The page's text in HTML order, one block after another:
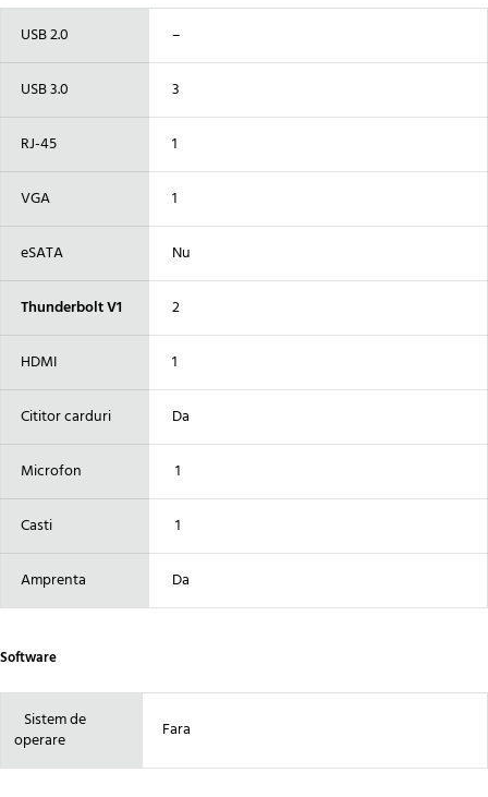
USB 2.0 –
USB 3.0 3
RJ-45 1
VGA 1
eSATA Nu
Thunderbolt V1 2
HDMI 1
Cititor carduri Da
Microfon 1
Casti 1
Amprenta Da
Software
Sistem de
operare
Fara